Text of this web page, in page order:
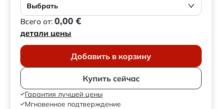
Выбрать
Всего от: 0,00 €
детали цены
Добавить в корзину
Купить сейчас
Гарантия лучшей цены
Мгновенное подтверждение